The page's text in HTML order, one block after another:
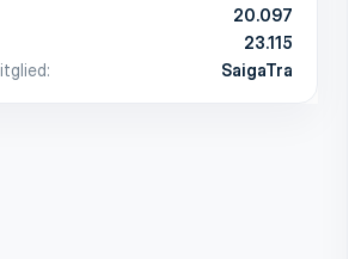
20.097
23.115
SaigaTra